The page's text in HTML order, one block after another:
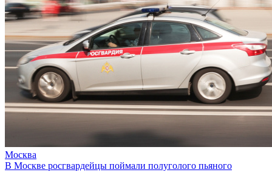
Москва
В Москве росгвардейцы поймали полуголого пьяного